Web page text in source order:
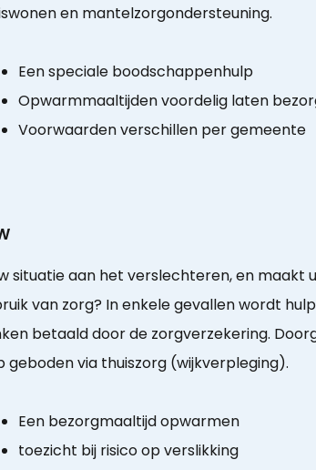
en mantelzorgondersteuning.
Een speciale boodschappenhulp
Opwarmmaaltijden voordelig laten
Voorwaarden verschillen per gemeente
situatie aan het verslechteren, en maakt
van zorg? In enkele gevallen wordt
betaald door de zorgverzekering.
geboden via thuiszorg (wijkverpleging).
Een bezorgmaaltijd opwarmen
toezicht bij risico op verslikking